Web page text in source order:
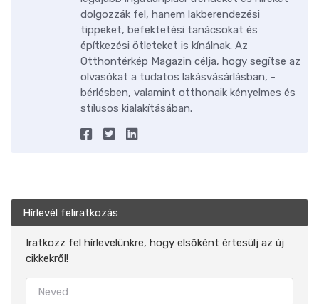
dolgozzák fel, hanem lakberendezési
tippeket, befektetési tanácsokat és
építkezési ötleteket is kínálnak. Az
Otthontérkép Magazin célja, hogy segítse az
olvasókat a tudatos lakásvásárlásban, -
bérlésben, valamint otthonaik kényelmes és
stílusos kialakításában.
Hírlevél feliratkozás
Iratkozz fel hírlevelünkre, hogy elsőként értesülj az új
cikkekről!